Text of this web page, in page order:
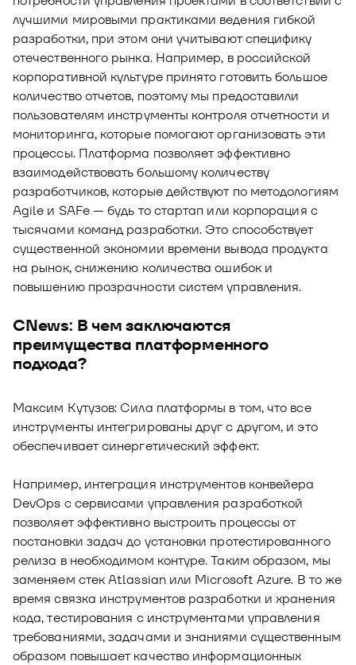
лучшими мировыми практиками ведения гибкой
разработки, при этом они учитывают специфику
отечественного рынка. Например, в российской
корпоративной культуре принято готовить большое
количество отчетов, поэтому мы предоставили
пользователям инструменты контроля отчетности и
мониторинга, которые помогают организовать эти
процессы. Платформа позволяет эффективно
взаимодействовать большому количеству
разработчиков, которые действуют по методологиям
Agile и SAFe — будь то стартап или корпорация с
тысячами команд разработки. Это способствует
существенной экономии времени вывода продукта
на рынок, снижению количества ошибок и
повышению прозрачности систем управления.
CNews: В чем заключаются
преимущества платформенного
подхода?
Максим Кутузов: Сила платформы в том, что все
инструменты интегрированы друг с другом, и это
обеспечивает синергетический эффект.
Например, интеграция инструментов конвейера
DevOps с сервисами управления разработкой
позволяет эффективно выстроить процессы от
постановки задач до установки протестированного
релиза в необходимом контуре. Таким образом, мы
заменяем стек Atlassian или Microsoft Azure. В то же
время связка инструментов разработки и хранения
кода, тестирования с инструментами управления
требованиями, задачами и знаниями существенным
образом повышает качество информационных